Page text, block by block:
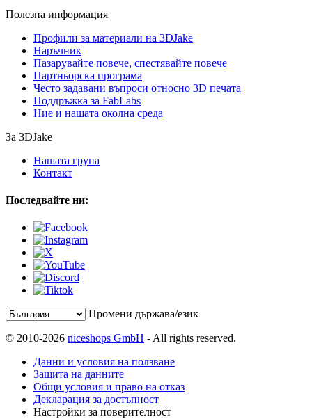
Полезна информация
Профили за материали на 3DJake
Наръчник
Пазарувайте повече, спестявайте повече
Партньорска програма
Често задавани въпроси относно 3D печата
Поддръжка за FabLabs
Ние и нашата околна среда
За 3DJake
Нашата група
Контакт
Последвайте ни:
Промени държава/език
© 2010-2026 niceshops GmbH - All rights reserved.
Данни и условия на ползване
Защита на данните
Общи условия и право на отказ
Декларация за достъпност
Настройки за поверителност